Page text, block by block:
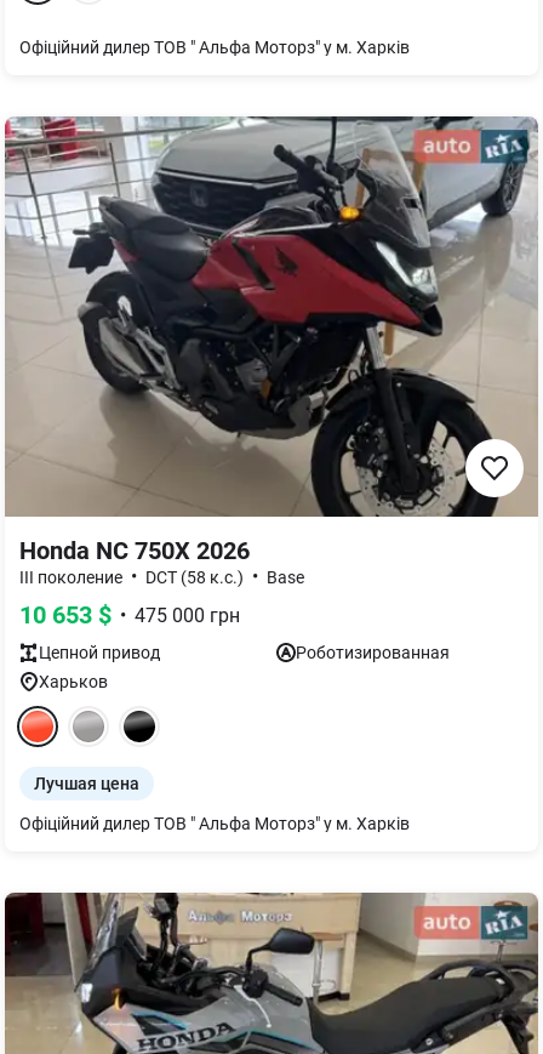
Офіційний дилер ТОВ " Альфа Моторз" у м. Харків
Honda NC 750X 2026
III поколение • DCT (58 к.с.) • Base
10 653 $ • 475 000 грн
Цепной привод
Роботизированная
Харьков
Лучшая цена
Офіційний дилер ТОВ " Альфа Моторз" у м. Харків